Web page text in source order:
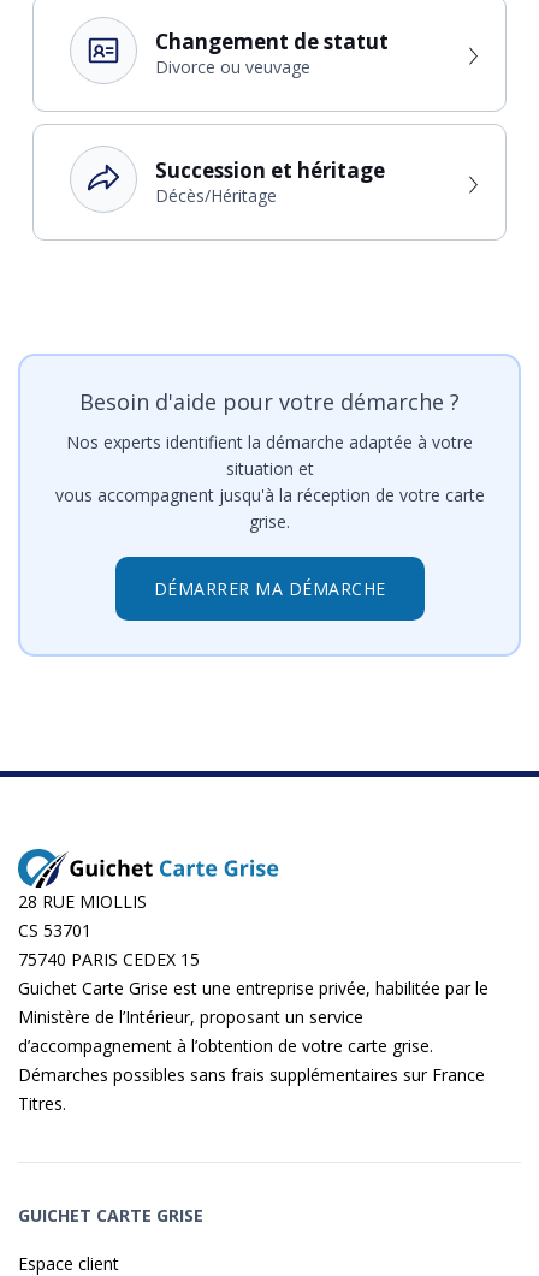
Changement de statut
Divorce ou veuvage
Succession et héritage
Décès/Héritage
Besoin d'aide pour votre démarche ?
Nos experts identifient la démarche adaptée à votre
situation et
vous accompagnent jusqu'à la réception de votre carte
grise.
DÉMARRER MA DÉMARCHE
28 RUE MIOLLIS
CS 53701
75740 PARIS CEDEX 15
Guichet Carte Grise est une entreprise privée, habilitée par le
Ministère de l’Intérieur, proposant un service
d’accompagnement à l’obtention de votre carte grise.
Démarches possibles sans frais supplémentaires sur France
Titres.
GUICHET CARTE GRISE
Espace client